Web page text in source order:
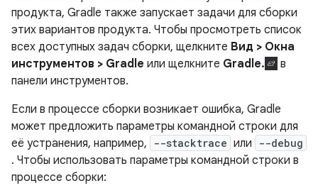
продукта, Gradle также запускает задачи для сборки
этих вариантов продукта. Чтобы просмотреть список
всех доступных задач сборки, щелкните Вид > Окна
инструментов > Gradle или щелкните Gradle.
в
панели инструментов.
Если в процессе сборки возникает ошибка, Gradle
может предложить параметры командной строки для
её устранения, например,
--stacktrace или --debug
. Чтобы использовать параметры командной строки в
процессе сборки: